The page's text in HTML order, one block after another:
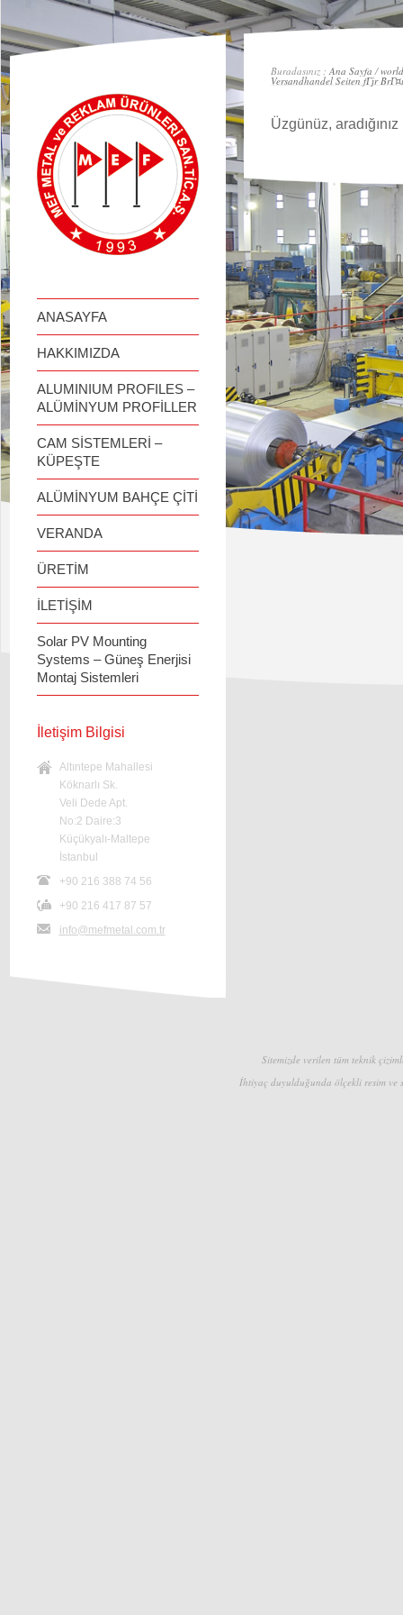
займ онлайн
ANASAYFA
HAKKIMIZDA
ALUMINIUM PROFILES –
ALÜMİNYUM PROFİLLER
CAM SİSTEMLERİ –
KÜPEŞTE
ALÜMİNYUM BAHÇE ÇİTİ
VERANDA
ÜRETİM
İLETİŞİM
Solar PV Mounting
Systems – Güneş Enerjisi
Montaj Sistemleri
İletişim Bilgisi
Altıntepe Mahallesi
Köknarlı Sk.
Veli Dede Apt.
No:2 Daire:3
Küçükyalı-Maltepe
İstanbul
+90 216 388 74 56
+90 216 417 87 57
info@mefmetal.com.tr
Buradasınız :Ana Sayfa /
Versandhandel Seiten fГјr
Üzgünüz,
Sitemizde verilen tüm teknik
İhtiyaç duyulduğunda ölçekli resim ve